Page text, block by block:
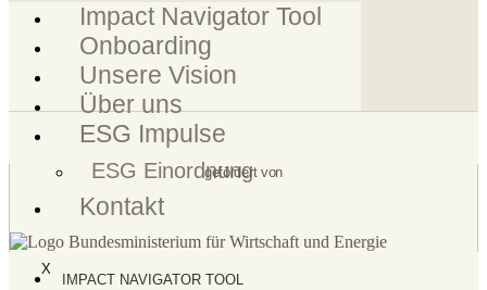
Impact Navigator Tool
Onboarding
Unsere Vision
Über uns
ESG Impulse
ESG Einordnung
Kontakt
X
gefördert von
IMPACT NAVIGATOR TOOL